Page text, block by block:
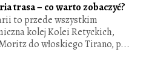
trasa – co warto zobaczyć?
to przede wszystkim
kolej Kolei Retyckich,
do włoskiego Tirano, p...